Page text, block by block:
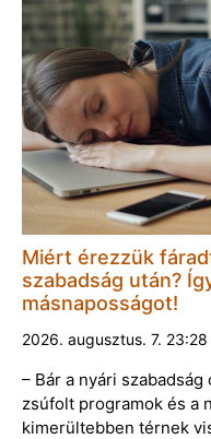
Miért érezzük
szabadság után?
másnaposságot!
2026. augusztus. 7. 23:28
– Bár a nyári
zsúfolt programok és a
kimerültebben térnek